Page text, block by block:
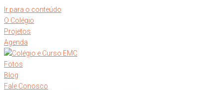
Ir para o conteúdo
O Colégio
Projetos
Agenda
Fotos
Blog
Fale Conosco